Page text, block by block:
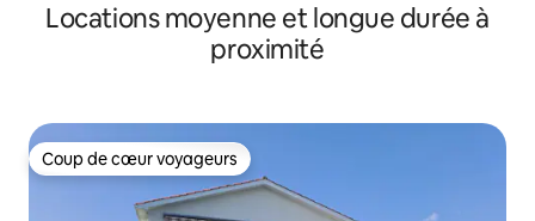
Locations moyenne et longue durée à
proximité
Coup de cœur voyageurs
Coup de cœur voyageurs